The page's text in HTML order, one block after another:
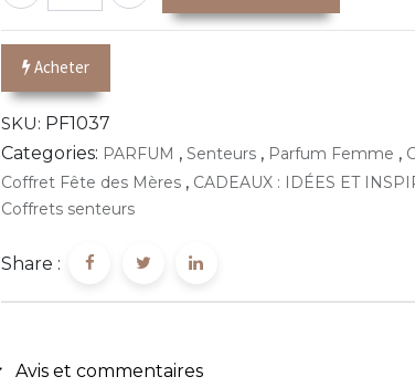
Acheter
SKU: PF1037
Categories: PARFUM , Senteurs , Parfum Femme ,
Coffret Fête des Mères , CADEAUX : IDÉES ET
Coffrets senteurs
Share :
Avis et commentaires